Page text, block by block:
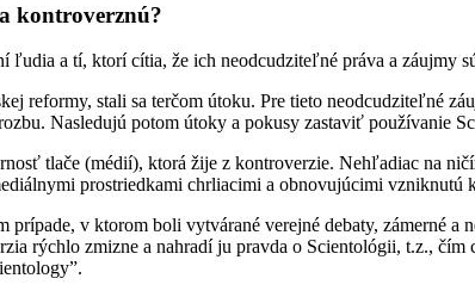
kontroverznú?
a tí, ktorí cítia, že ich neodcudziteľné práva a záujmy
reformy, stali sa terčom útoku. Pre tieto neodcudziteľné
Nasledujú potom útoky a pokusy zastaviť používanie
tlače (médií), ktorá žije z kontroverzie. Nehľadiac na
prostriedkami chrliacimi a obnovujúcimi vzniknutú
v ktorom boli vytvárané verejné debaty, zámerné
rýchlo zmizne a nahradí ju pravda o Scientológii, t.z.,